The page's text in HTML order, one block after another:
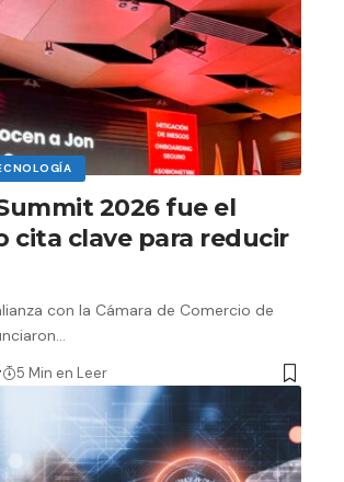
2026 fue el
cita clave para reducir
con la Cámara de Comercio de
5 Min en Leer